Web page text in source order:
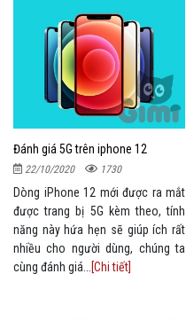
Đánh giá 5G trên iphone 12
22/10/2020 1730
Dòng iPhone 12 mới được ra mắt
được trang bị 5G kèm theo, tính
năng này hứa hẹn sẽ giúp ích rất
nhiều cho người dùng, chúng ta
cùng đánh giá...
[Chi tiết]